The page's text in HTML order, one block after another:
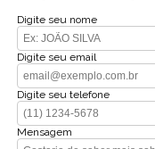
Digite seu nome
Digite seu email
Digite seu telefone
Mensagem